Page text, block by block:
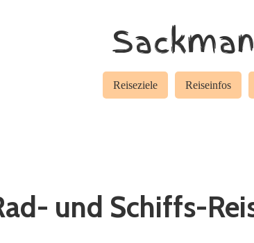
Reiseziele Reiseinfos
und Schiffs-